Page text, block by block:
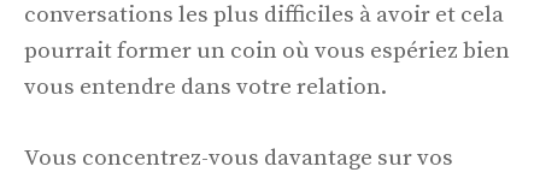
conversations les plus difficiles à avoir et cela
pourrait former un coin où vous espériez bien
vous entendre dans votre relation.
Vous concentrez-vous davantage sur vos